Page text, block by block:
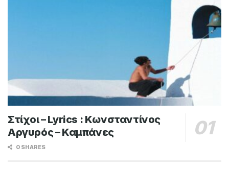
Στίχοι – Lyrics : Κωνσταντίνος
Αργυρός – Καμπάνες
0 SHARES